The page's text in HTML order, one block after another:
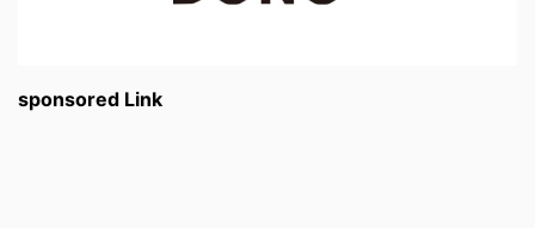
sponsored Link